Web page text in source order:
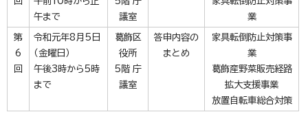
午まで
議室
業
第
6
回
令和元年8月5日
（金曜日）
午後3時から5時
まで
葛飾区
役所
5階 庁
議室
答申内容の
まとめ
家具転倒防止対策事
業
葛飾産野菜販売経路
拡大支援事業
放置自転車総合対策